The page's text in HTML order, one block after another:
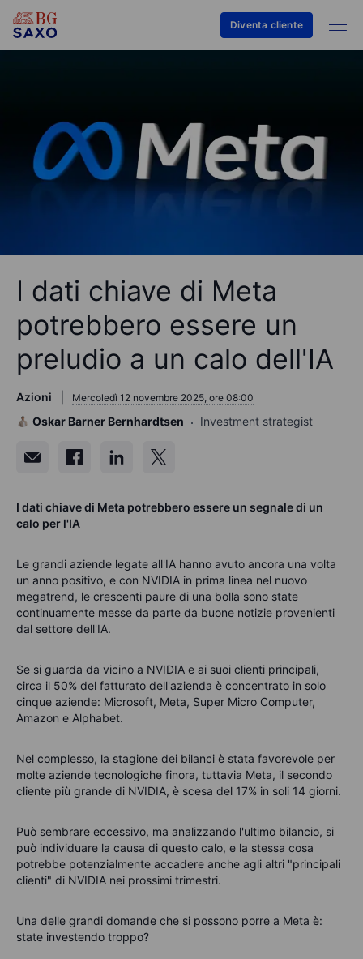
Diventa cliente
I dati chiave di Meta
potrebbero essere un
preludio a un calo dell'IA
Azioni Mercoledì 12 novembre 2025, ore 08:00
Oskar Barner Bernhardtsen Investment strategist
I dati chiave di Meta potrebbero essere un segnale di un
calo per l'IA
Le grandi aziende legate all'IA hanno avuto ancora una volta
un anno positivo, e con NVIDIA in prima linea nel nuovo
megatrend, le crescenti paure di una bolla sono state
continuamente messe da parte da buone notizie provenienti
dal settore dell'IA.
Se si guarda da vicino a NVIDIA e ai suoi clienti principali,
circa il 50% del fatturato dell'azienda è concentrato in solo
cinque aziende: Microsoft, Meta, Super Micro Computer,
Amazon e Alphabet.
Nel complesso, la stagione dei bilanci è stata favorevole per
molte aziende tecnologiche finora, tuttavia Meta, il secondo
cliente più grande di NVIDIA, è scesa del 17% in soli 14 giorni.
Può sembrare eccessivo, ma analizzando l'ultimo bilancio, si
può individuare la causa di questo calo, e la stessa cosa
potrebbe potenzialmente accadere anche agli altri "principali
clienti" di NVIDIA nei prossimi trimestri.
Una delle grandi domande che si possono porre a Meta è:
state investendo troppo?